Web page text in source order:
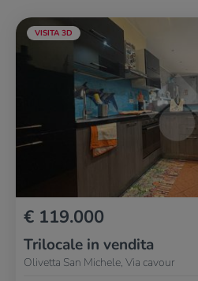
VISITA 3D
€ 119.000
Trilocale in vendita
Olivetta San Michele, Via cavour